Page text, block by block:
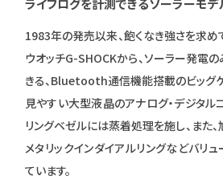
ライフログを計測できるソーラーモデ
1983年の発売以来、飽くなき強さを求
ウオッチG-SHOCKから、ソーラー発電
きる、Bluetooth通信機能搭載のビッグケ
見やすい大型液晶のアナログ・デジタル
リングベゼルには蒸着処理を施し、また
メタリックインダイアルリングなどバリ
ています。